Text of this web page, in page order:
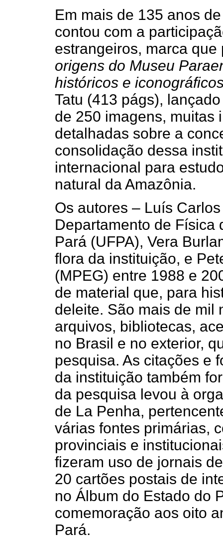
Em mais de 135 anos
contou com a
estrangeiros, marca
origens do Museu
históricos e
Tatu (413 págs),
de 250 imagens, muitas
detalhadas sobre a
consolidação dessa
internacional para
natural da Amazônia.
Os autores – Luís
Departamento de Física
Pará (UFPA), Vera
flora da instituição, e
(MPEG) entre 1988 e
de material que, para
deleite. São mais de mil
arquivos, bibliotecas,
no Brasil e no exterior,
pesquisa. As citações e
da instituição também
da pesquisa levou à
de La Penha,
várias fontes primárias,
provinciais e
fizeram uso de jornais
20 cartões postais de
no Álbum do Estado do
comemoração aos oito
Pará.